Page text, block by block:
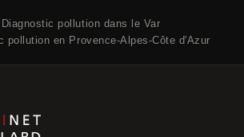
pollution dans le Var
pollution en Provence-Alpes-Côte d'Azur